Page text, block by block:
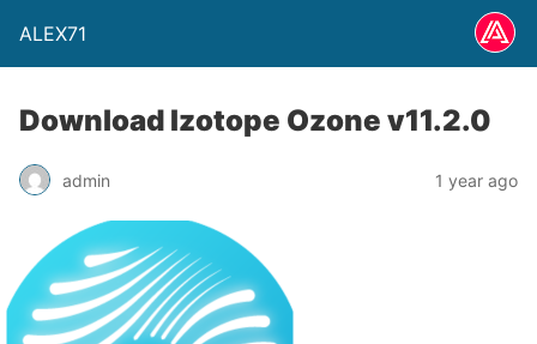
ALEX71
Download Izotope Ozone v11.2.0
admin 1 year ago